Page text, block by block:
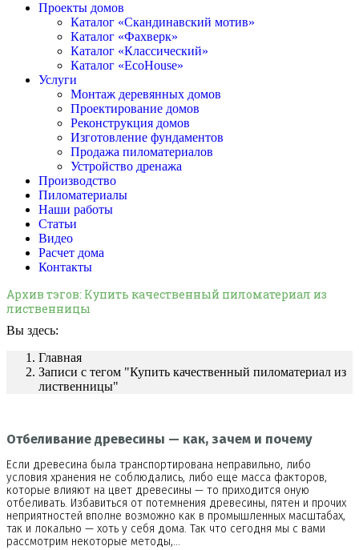
Проекты домов
Каталог «Скандинавский мотив»
Каталог «Фахверк»
Каталог «Классический»
Каталог «EcoHouse»
Услуги
Монтаж деревянных домов
Проектирование домов
Реконструкция домов
Изготовление фундаментов
Продажа пиломатериалов
Устройство дренажа
Производство
Пиломатериалы
Наши работы
Статьи
Видео
Расчет дома
Контакты
Архив тэгов: Купить качественный пиломатериал из
лиственницы
Вы здесь:
Главная
Записи с тегом "Купить качественный пиломатериал из
лиственницы"
Отбеливание древесины — как, зачем и почему
Если древесина была транспортирована неправильно, либо
условия хранения не соблюдались, либо еще масса факторов,
которые влияют на цвет древесины — то приходится оную
отбеливать. Избавиться от потемнения древесины, пятен и прочих
неприятностей вполне возможно как в промышленных масштабах,
так и локально — хоть у себя дома. Так что сегодня мы с вами
рассмотрим некоторые методы,…